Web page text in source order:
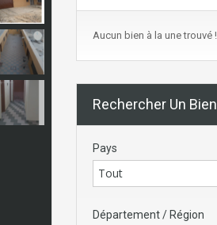
Aucun bien à la une trouvé !
Rechercher Un Bien
Pays
Tout
Département / Région